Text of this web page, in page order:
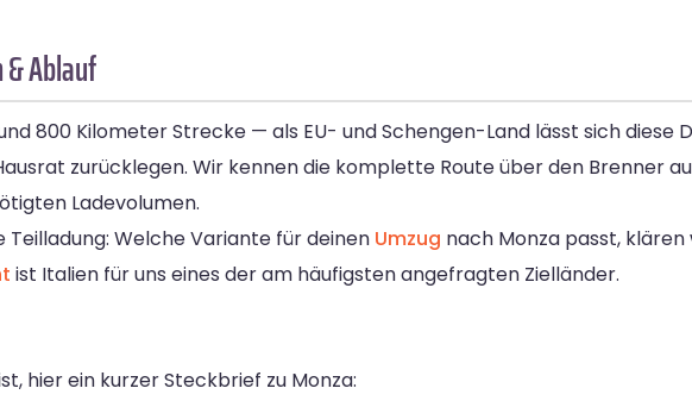
Ablauf
800 Kilometer Strecke — als EU- und Schengen-Land lässt sich diese
zurücklegen. Wir kennen die komplette Route über den Brenner
Ladevolumen.
Welche Variante für deinen Umzug nach Monza passt,
ist Italien für uns eines der am häufigsten angefragten Zielländer.
hier ein kurzer Steckbrief zu Monza: